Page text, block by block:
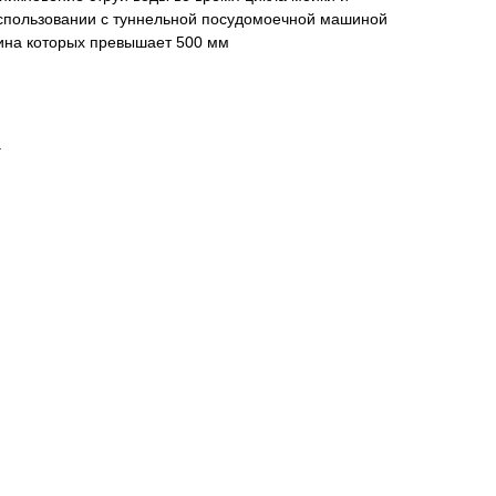
с туннельной посудомоечной машиной
которых превышает 500 мм